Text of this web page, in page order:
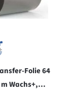
Folie 64
Wachs+,
PREIS: